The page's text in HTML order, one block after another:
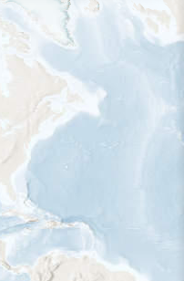
viaja esta especie durante todo
monitoreada
(alta
(baja
en los datos de
de un pájaro rastreado
de esta especie